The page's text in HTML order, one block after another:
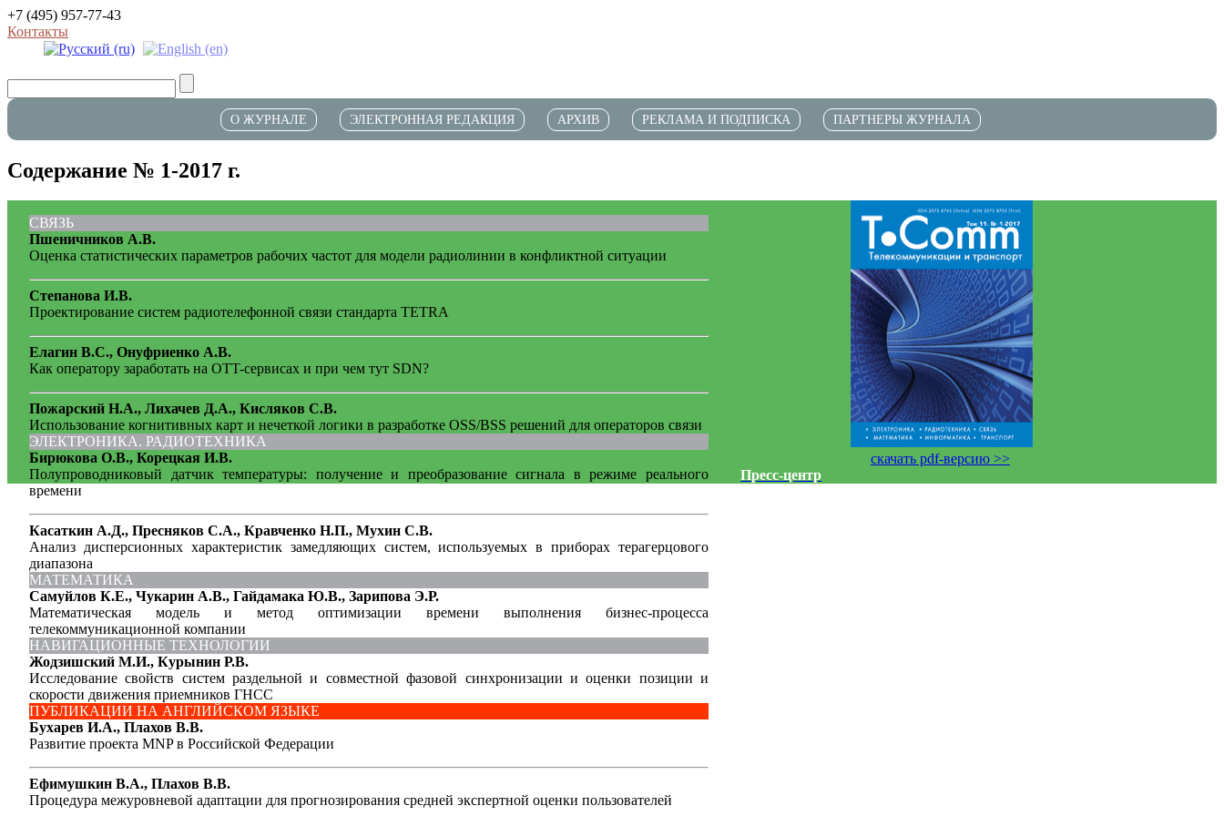
+7 (495) 957-77-43
Контакты
О ЖУРНАЛЕ ЭЛЕКТРОННАЯ РЕДАКЦИЯ АРХИВ РЕКЛАМА И ПОДПИСКА ПАРТНЕРЫ ЖУРНАЛА
Содержание № 1-2017 г.
СВЯЗЬ
Пшеничников А.В.
Оценка статистических параметров рабочих частот для модели радиолинии в конфликтной ситуации
Степанова И.В.
Проектирование систем радиотелефонной связи стандарта TETRA
Елагин В.С., Онуфриенко А.В.
Как оператору заработать на OTT-сервисах и при чем тут SDN?
Пожарский Н.А., Лихачев Д.А., Кисляков С.В.
Использование когнитивных карт и нечеткой логики в разработке OSS/BSS решений для операторов связи
ЭЛЕКТРОНИКА. РАДИОТЕХНИКА
Бирюкова О.В., Корецкая И.В.
Полупроводниковый датчик температуры: получение и преобразование сигнала в режиме реального
времени
Касаткин А.Д., Пресняков С.А., Кравченко Н.П., Мухин С.В.
Анализ дисперсионных характеристик замедляющих систем, используемых в приборах терагерцового
диапазона
МАТЕМАТИКА
Самуйлов К.Е., Чукарин А.В., Гайдамака Ю.В., Зарипова Э.Р.
Математическая модель и метод оптимизации времени выполнения бизнес-процесса
телекоммуникационной компании
НАВИГАЦИОННЫЕ ТЕХНОЛОГИИ
Жодзишский М.И., Курынин Р.В.
Исследование свойств систем раздельной и совместной фазовой синхронизации и оценки позиции и
скорости движения приемников ГНСС
ПУБЛИКАЦИИ НА АНГЛИЙСКОМ ЯЗЫКЕ
Бухарев И.А., Плахов В.В.
Развитие проекта MNP в Российской Федерации
Ефимушкин В.А., Плахов В.В.
Процедура межуровневой адаптации для прогнозирования средней экспертной оценки пользователей
скачать pdf-версию >>
Пресс-центр